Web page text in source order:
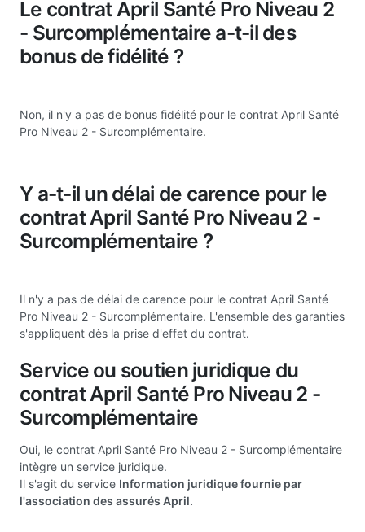
Le contrat April Santé Pro Niveau 2
- Surcomplémentaire a-t-il des
bonus de fidélité ?
Non, il n'y a pas de bonus fidélité pour le contrat April Santé
Pro Niveau 2 - Surcomplémentaire.
Y a-t-il un délai de carence pour le
contrat April Santé Pro Niveau 2 -
Surcomplémentaire ?
Il n'y a pas de délai de carence pour le contrat April Santé
Pro Niveau 2 - Surcomplémentaire. L'ensemble des garanties
s'appliquent dès la prise d'effet du contrat.
Service ou soutien juridique du
contrat April Santé Pro Niveau 2 -
Surcomplémentaire
Oui, le contrat April Santé Pro Niveau 2 - Surcomplémentaire
intègre un service juridique.
Il s'agit du service Information juridique fournie par
l'association des assurés April.